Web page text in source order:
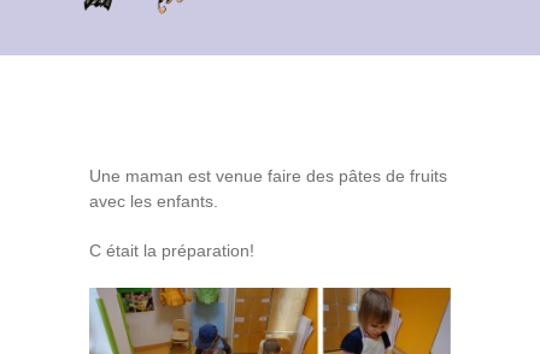
Contact
Une maman est venue faire des pâtes de fruits
avec les enfants.
C était la préparation!